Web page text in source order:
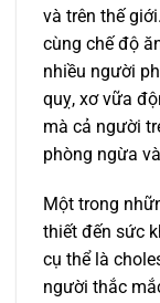
và trên thế
cùng chế độ
nhiều người
quỵ, xơ vữa
mà cả người
phòng ngừa
Một trong
thiết đến sức
cụ thể là
người thắc